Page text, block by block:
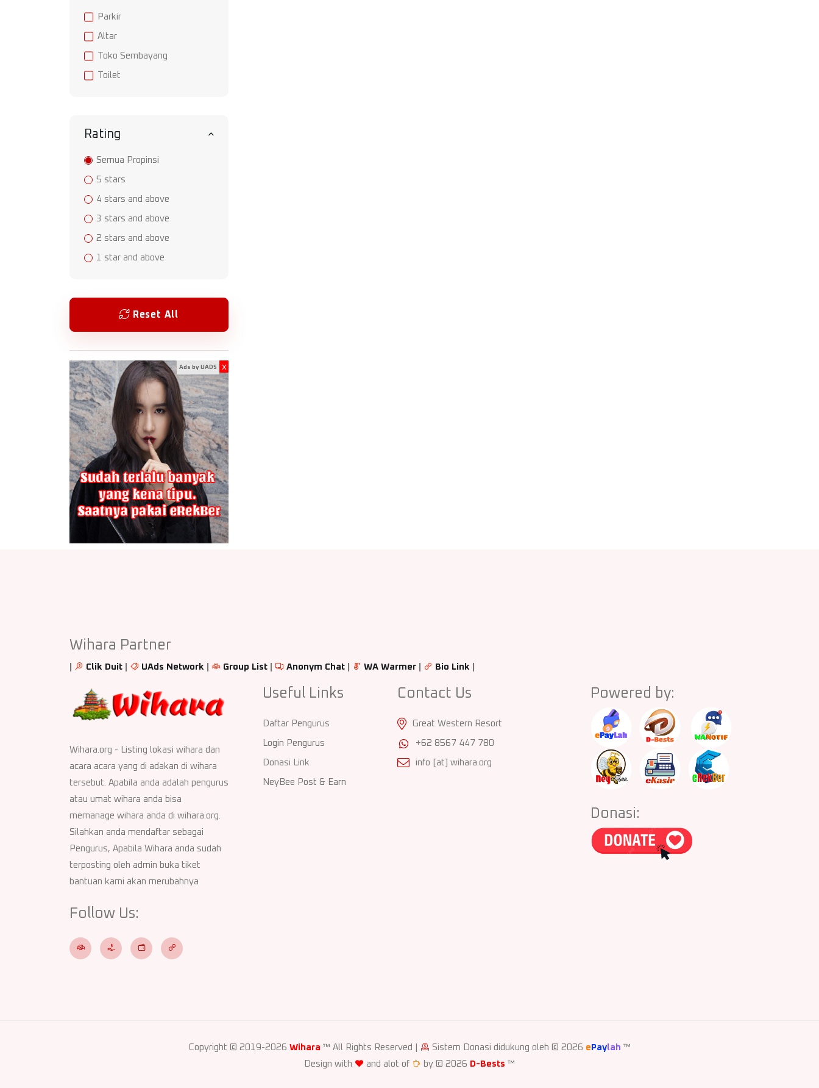
Parkir
Altar
Toko Sembayang
Toilet
Rating
Semua Propinsi
5 stars
4 stars and above
3 stars and above
2 stars and above
1 star and above
Reset All
Ads by UADS x
Wihara Partner
Clik Duit UAds Network Group List Anonym Chat WA Warmer Bio Link
Wihara.org - Listing lokasi wihara dan
acara acara yang di adakan di wihara
tersebut. Apabila anda adalah pengurus
atau umat wihara anda bisa
memanage wihara anda di wihara.org.
Silahkan anda mendaftar sebagai
Pengurus, Apabila Wihara anda sudah
terposting oleh admin buka tiket
bantuan kami akan merubahnya
Follow Us:
Useful Links
Daftar Pengurus
Login Pengurus
Donasi Link
NeyBee Post & Earn
Contact Us
Great Western Resort
+62 8567 447 780
info [at] wihara.org
Powered by:
Donasi:
Copyright © 2019-2026 Wihara ™ All Rights Reserved | Sistem Donasi didukung oleh © 2026 e Paylah ™
Design with
and alot of by © 2026 D-Bests ™